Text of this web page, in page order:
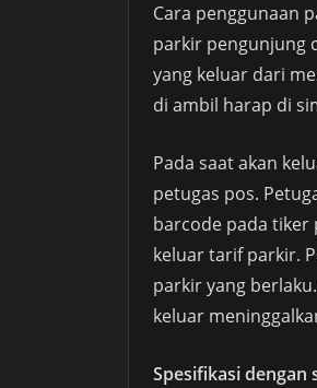
Cara penggunaan
parkir pengunjung
yang keluar dari
di ambil harap di
Pada saat akan
petugas pos.
barcode pada tiker
keluar tarif parkir.
parkir yang
keluar
Spesifikasi dengan